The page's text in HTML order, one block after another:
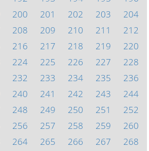
200 201 202 203
204
208 209 210 211
212
216 217 218 219
220
224 225 226 227
228
232 233 234 235
236
240 241 242 243
244
248 249 250 251
252
256 257 258 259
260
264 265 266 267
268